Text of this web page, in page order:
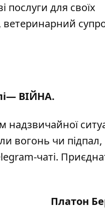
послуги для своїх
ВІЙНА.
надзвичайної
вогонь чи підпал,
чаті.
Платон